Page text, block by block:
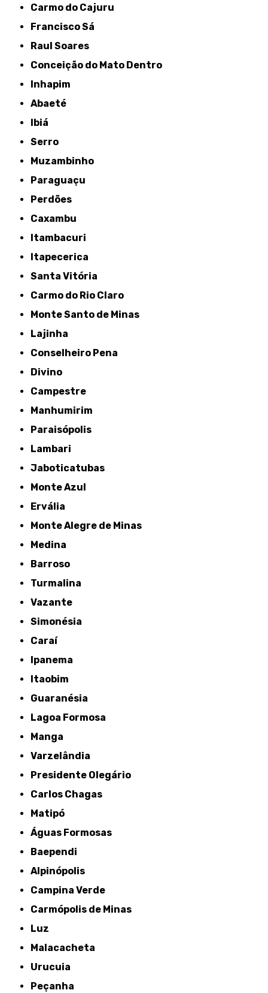
Carmo do Cajuru
Francisco Sá
Raul Soares
Conceição do Mato Dentro
Inhapim
Abaeté
Ibiá
Serro
Muzambinho
Paraguaçu
Perdões
Caxambu
Itambacuri
Itapecerica
Santa Vitória
Carmo do Rio Claro
Monte Santo de Minas
Lajinha
Conselheiro Pena
Divino
Campestre
Manhumirim
Paraisópolis
Lambari
Jaboticatubas
Monte Azul
Ervália
Monte Alegre de Minas
Medina
Barroso
Turmalina
Vazante
Simonésia
Caraí
Ipanema
Itaobim
Guaranésia
Lagoa Formosa
Manga
Varzelândia
Presidente Olegário
Carlos Chagas
Matipó
Águas Formosas
Baependi
Alpinópolis
Campina Verde
Carmópolis de Minas
Luz
Malacacheta
Urucuia
Peçanha